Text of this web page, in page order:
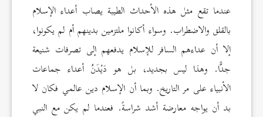
عندما تقع مثل هذه الأحداث الطيبة يصاب أعداء الإسلام
بالقلق والاضطراب. وسواء أكانوا ملتزمين بدينهم أم لم يكونوا،
إلا أن عداءهم السافر للإسلام يدفعهم إلى تصرفات شنيعة
جدًّا. وهذا ليس بجديد، بل هو دَيْدَنُ أعداء جماعات
الأنبياء على مر التاريخ. وبما أن الإسلام دين عالمي فكان لا
بد أن يواجه معارضة أشد شراسةً. فعندما لم يكن مع النبي